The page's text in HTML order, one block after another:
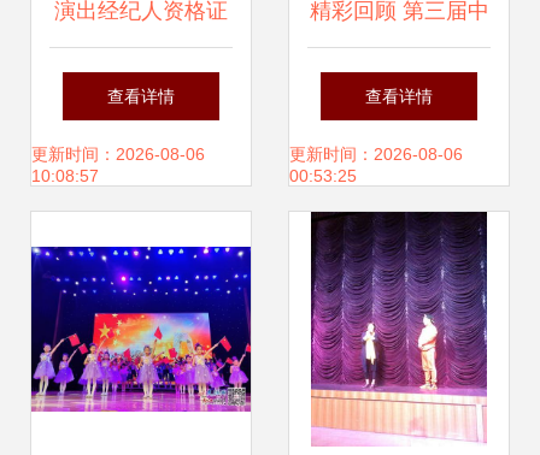
演出经纪人资格证
继续教育全攻略
查看详情
更新时间：2026-08-06
10:08:57
精彩回顾 第三届中
国（广州）演出经
纪人大会圆满落
幕，共筑演出经纪
新未来
查看详情
更新时间：2026-08-06
00:53:25